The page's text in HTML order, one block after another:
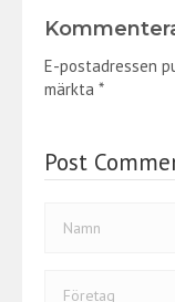
b
o
o
itt
er
E-postadressen
märkta *
Post